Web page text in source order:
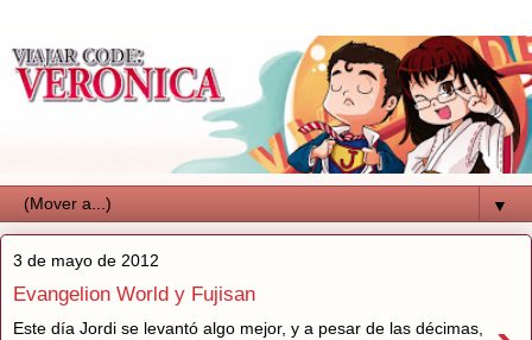
▼
3 de mayo de 2012
Evangelion World y Fujisan
Este día Jordi se levantó algo mejor, y a pesar de las décimas,